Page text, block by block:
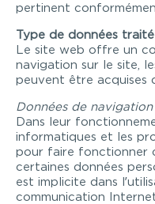
pertinent
Type de données
Le site web offre un
navigation sur le site,
peuvent être acquises
Données de navigation
Dans leur
informatiques et les
pour faire fonctionner
certaines données
est implicite dans
communication